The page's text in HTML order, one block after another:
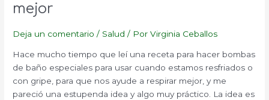
mejor
Deja un comentario / Salud / PorVirginia Ceballos
Hace mucho tiempo que leí una receta para hacer bombas
de baño especiales para usar cuando estamos resfriados o
con gripe, para que nos ayude a respirar mejor, y me
pareció una estupenda idea y algo muy práctico. La idea es